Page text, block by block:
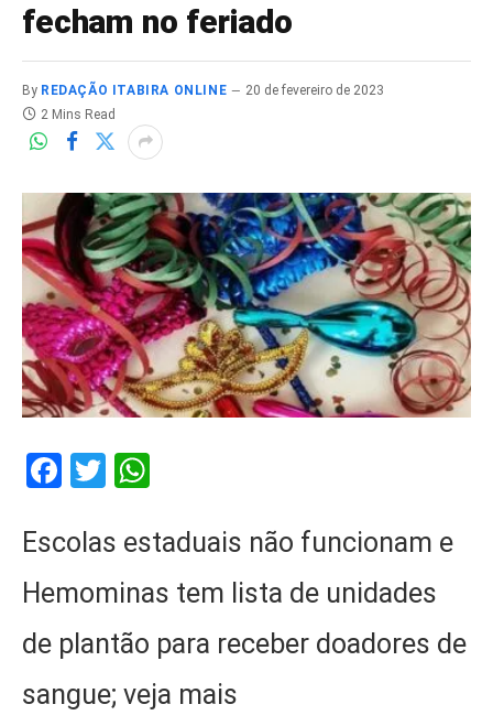
fecham no feriado
By REDAÇÃO ITABIRA ONLINE
20 de fevereiro de 2023
2 Mins Read
Facebook
Twitter
Escolas estaduais não funcionam e
Hemominas tem lista de unidades
de plantão para receber doadores de
sangue; veja mais